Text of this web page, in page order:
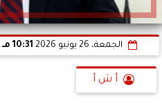
الجمعة، 26 يونيو 2026 10:31 مـ
أ ش أ